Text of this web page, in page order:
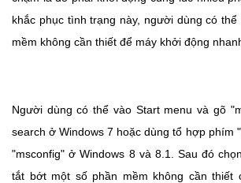
khắc phục tình trạng này, người dùng có
mềm không cần thiết để máy khởi động
Người dùng có thể vào Start menu và gõ
search ở Windows 7 hoặc dùng tổ hợp phím
"msconfig" ở Windows 8 và 8.1. Sau đó
tắt bớt một số phần mềm không cần thiết